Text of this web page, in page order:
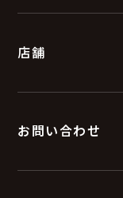
（５）個人
取得した個人情
託を行います。
店舗
お問い合わせ